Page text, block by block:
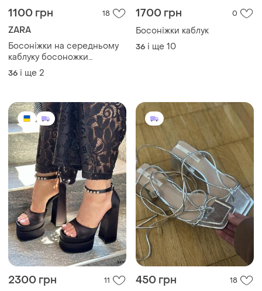
1100 грн 18
ZARA
Босоніжки на середньому
каблуку босоножки
босоніжки на підборах
зручні
36 і ще 2
1700 грн 0
Босоніжки каблук
36 і ще 10
2300 грн 11 450 грн 18